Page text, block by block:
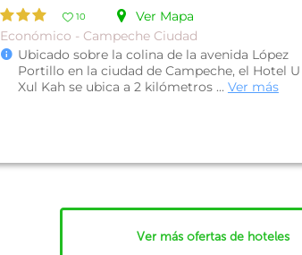
10
Ver Mapa
Económico - Campeche Ciudad
Ubicado sobre la colina de la avenida López
Portillo en la ciudad de Campeche, el Hotel U
Xul Kah se ubica a 2 kilómetros ... Ver más
Ver más ofertas de hoteles